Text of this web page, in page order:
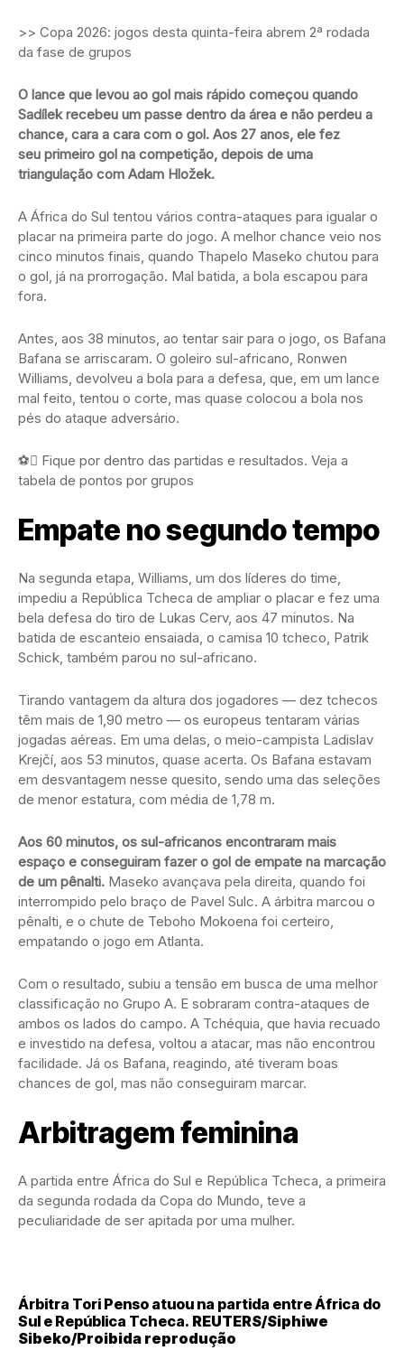
>> Copa 2026: jogos desta quinta-feira abrem 2ª rodada
da fase de grupos
O lance que levou ao gol mais rápido começou quando
Sadílek recebeu um passe dentro da área e não perdeu a
chance, cara a cara com o gol. Aos 27 anos, ele fez
seu primeiro gol na competição, depois de uma
triangulação com Adam Hložek.
A África do Sul tentou vários contra-ataques para igualar o
placar na primeira parte do jogo. A melhor chance veio nos
cinco minutos finais, quando Thapelo Maseko chutou para
o gol, já na prorrogação. Mal batida, a bola escapou para
fora.
Antes, aos 38 minutos, ao tentar sair para o jogo, os Bafana
Bafana se arriscaram. O goleiro sul-africano, Ronwen
Williams, devolveu a bola para a defesa, que, em um lance
mal feito, tentou o corte, mas quase colocou a bola nos
pés do ataque adversário.
⚽ Fique por dentro das partidas e resultados. Veja a
tabela de pontos por grupos
Empate no segundo tempo
Na segunda etapa, Williams, um dos líderes do time,
impediu a República Tcheca de ampliar o placar e fez uma
bela defesa do tiro de Lukas Cerv, aos 47 minutos. Na
batida de escanteio ensaiada, o camisa 10 tcheco, Patrik
Schick, também parou no sul-africano.
Tirando vantagem da altura dos jogadores — dez tchecos
têm mais de 1,90 metro — os europeus tentaram várias
jogadas aéreas. Em uma delas, o meio-campista Ladislav
Krejčí, aos 53 minutos, quase acerta. Os Bafana estavam
em desvantagem nesse quesito, sendo uma das seleções
de menor estatura, com média de 1,78 m.
Aos 60 minutos, os sul-africanos encontraram mais
espaço e conseguiram fazer o gol de empate na marcação
de um pênalti. Maseko avançava pela direita, quando foi
interrompido pelo braço de Pavel Sulc. A árbitra marcou o
pênalti, e o chute de Teboho Mokoena foi certeiro,
empatando o jogo em Atlanta.
Com o resultado, subiu a tensão em busca de uma melhor
classificação no Grupo A. E sobraram contra-ataques de
ambos os lados do campo. A Tchéquia, que havia recuado
e investido na defesa, voltou a atacar, mas não encontrou
facilidade. Já os Bafana, reagindo, até tiveram boas
chances de gol, mas não conseguiram marcar.
Arbitragem feminina
A partida entre África do Sul e República Tcheca, a primeira
da segunda rodada da Copa do Mundo, teve a
peculiaridade de ser apitada por uma mulher.
Árbitra Tori Penso atuou na partida entre África do
Sul e República Tcheca. REUTERS/Siphiwe
Sibeko/Proibida reprodução